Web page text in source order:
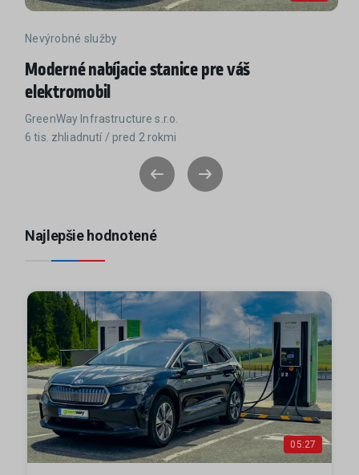
Nevýrobné služby
Moderné nabíjacie stanice pre váš
elektromobil
GreenWay Infrastructure s.r.o.
6 tis. zhliadnutí / pred 2 rokmi
Najlepšie hodnotené
05:27